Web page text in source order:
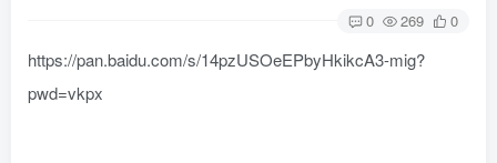
0 269 0
https://pan.baidu.com/s/14pzUSOeEPbyHkikcA3-mig?
pwd=vkpx